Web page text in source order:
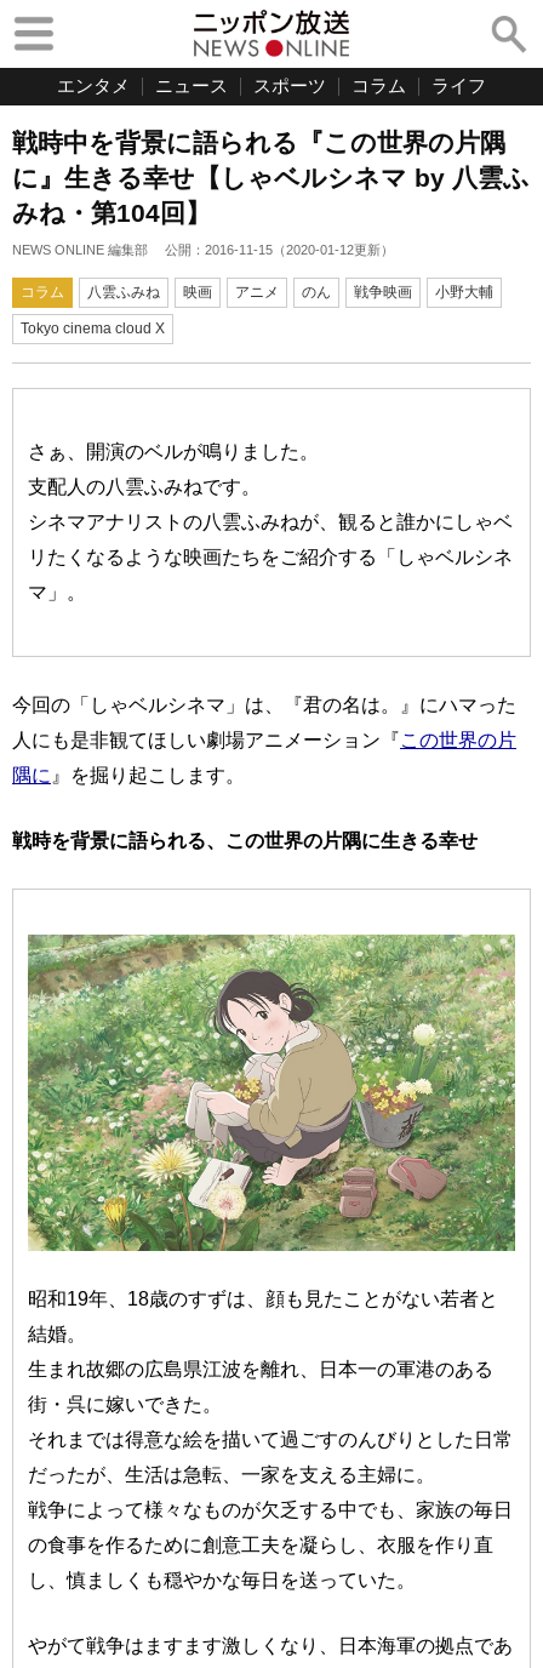
エンタメ ニュース スポーツ コラム ライフ
戦時中を背景に語られる『この世界の片隅
に』生きる幸せ【しゃベルシネマ by 八雲ふ
みね・第104回】
NEWS ONLINE 編集部 公開： 2016-11-15 （2020-01-12更新）
コラム 八雲ふみね 映画 アニメ のん 戦争映画 小野大輔
Tokyo cinema cloud X
さぁ、開演のベルが鳴りました。
支配人の八雲ふみねです。
シネマアナリストの八雲ふみねが、観ると誰かにしゃベ
リたくなるような映画たちをご紹介する「しゃベルシネ
マ」。
今回の「しゃベルシネマ」は、『君の名は。』にハマった
人にも是非観てほしい劇場アニメーション『 この世界の片
隅に 』を掘り起こします。
戦時を背景に語られる、この世界の片隅に生きる幸せ
昭和19年、18歳のすずは、顔も見たことがない若者と
結婚。
生まれ故郷の広島県江波を離れ、日本一の軍港のある
街・呉に嫁いできた。
それまでは得意な絵を描いて過ごすのんびりとした日常
だったが、生活は急転、一家を支える主婦に。
戦争によって様々なものが欠乏する中でも、家族の毎日
の食事を作るために創意工夫を凝らし、衣服を作り直
し、慎ましくも穏やかな毎日を送っていた。
やがて戦争はますます激しくなり、日本海軍の拠点であ